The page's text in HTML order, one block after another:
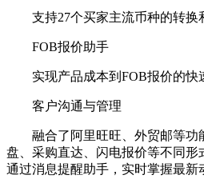
支持27个买家主流币种的转换
FOB报价助手
实现产品成本到FOB报价的快
客户沟通与管理
融合了阿里旺旺、外贸邮等功
盘、采购直达、闪电报价等不同
通过消息提醒助手，实时掌握最新